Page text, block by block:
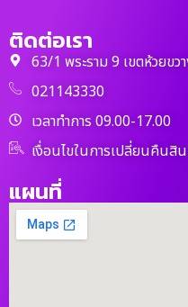
ติดต่อเรา
63/1 พระราม 9 เขตห้วยข
021143330
เวลาทำการ 09.00-17.00
เงื่อนไขในการเปลี่ยนคืนสิ
แผนที่